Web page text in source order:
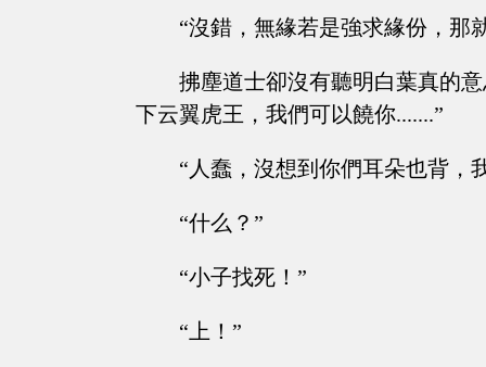
“沒錯，無緣若是強求緣份，那
拂塵道士卻沒有聽明白葉真的
下云翼虎王，我們可以饒你.......”
“人蠢，沒想到你們耳朵也背，
“什么？”
“小子找死！”
“上！”